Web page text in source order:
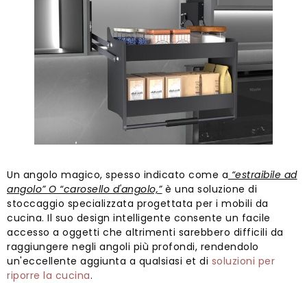
Un angolo magico, spesso indicato come a “estraibile ad
angolo” O “carosello d'angolo,”è una soluzione di
stoccaggio specializzata progettata per i mobili da
cucina. Il suo design intelligente consente un facile
accesso a oggetti che altrimenti sarebbero difficili da
raggiungere negli angoli più profondi, rendendolo
un'eccellente aggiunta a qualsiasi et di soluzioni per
riporre la cucina.